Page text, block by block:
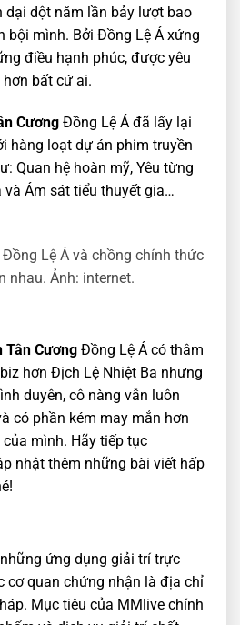
dại dột năm lần bảy lượt bao
bội mình. Bởi Đồng Lệ Á xứng
điều hạnh phúc, được yêu
bất cứ ai.
Cương Đồng Lệ Á đã lấy lại
hàng loạt dự án phim truyền
Quan hệ hoàn mỹ, Yêu từng
và Ám sát tiểu thuyết gia…
Lệ Á và chồng chính thức
nhau. Ảnh: internet.
Tân Cương Đồng Lệ Á có thâm
hơn Địch Lệ Nhiệt Ba nhưng
duyên, cô nàng vẫn luôn
có phần kém may mắn hơn
mình. Hãy tiếp tục
nhật thêm những bài viết hấp
ứng dụng giải trí trực
cơ quan chứng nhận là địa chỉ
Mục tiêu của MMlive chính